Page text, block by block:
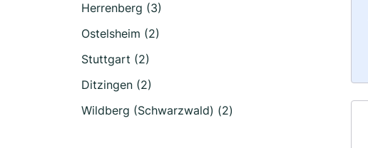
Herrenberg (3)
Ostelsheim (2)
Stuttgart (2)
Ditzingen (2)
Wildberg (Schwarzwald) (2)